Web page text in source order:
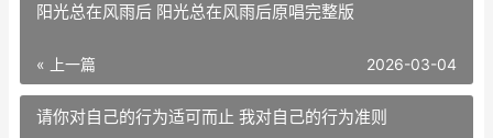
阳光总在风雨后 阳光总在风雨后原唱完整版
« 上一篇 2026-03-04
请你对自己的行为适可而止 我对自己的行为准则